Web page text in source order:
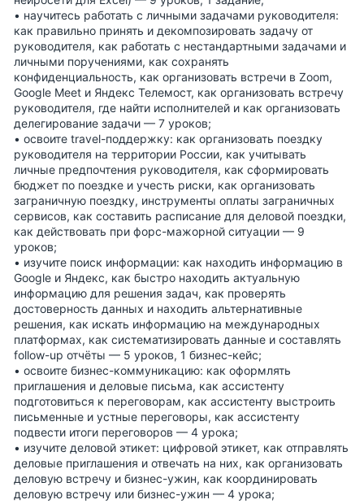
• научитесь работать с личными задачами руководителя:
как правильно принять и декомпозировать задачу от
руководителя, как работать с нестандартными задачами и
личными поручениями, как сохранять
конфиденциальность, как организовать встречи в Zoom,
Google Meet и Яндекс Телемост, как организовать встречу
руководителя, где найти исполнителей и как организовать
делегирование задачи — 7 уроков;
• освоите travel-поддержку: как организовать поездку
руководителя на территории России, как учитывать
личные предпочтения руководителя, как сформировать
бюджет по поездке и учесть риски, как организовать
заграничную поездку, инструменты оплаты заграничных
сервисов, как составить расписание для деловой поездки,
как действовать при форс-мажорной ситуации — 9
уроков;
• изучите поиск информации: как находить информацию в
Google и Яндекс, как быстро находить актуальную
информацию для решения задач, как проверять
достоверность данных и находить альтернативные
решения, как искать информацию на международных
платформах, как систематизировать данные и составлять
follow-up отчёты — 5 уроков, 1 бизнес-кейс;
• освоите бизнес-коммуникацию: как оформлять
приглашения и деловые письма, как ассистенту
подготовиться к переговорам, как ассистенту выстроить
письменные и устные переговоры, как ассистенту
подвести итоги переговоров — 4 урока;
• изучите деловой этикет: цифровой этикет, как отправлять
деловые приглашения и отвечать на них, как организовать
деловую встречу и бизнес-ужин, как координировать
деловую встречу или бизнес-ужин — 4 урока;